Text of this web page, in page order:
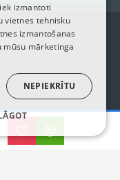
tiesības aizsargātas
ENGLISH
izmantoti
vietnes tehnisku
izmantošanas
mārketinga
NEPIEKRĪTU